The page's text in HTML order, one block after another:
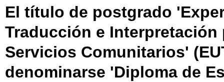
El título de postgrado
Traducción e Interpretación
Servicios Comunitarios'
denominarse 'Diploma de